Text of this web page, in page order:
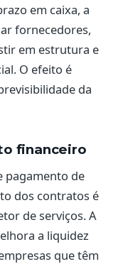
em caixa, a
fornecedores,
em estrutura e
O efeito é
da
financeiro
pagamento de
dos contratos é
de serviços. A
a liquidez
que têm